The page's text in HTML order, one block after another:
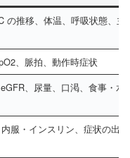
の推移、体温、呼吸状態、主
、脈拍、動作時症状
、尿量、口渇、食事・水
服・インスリン、症状の出